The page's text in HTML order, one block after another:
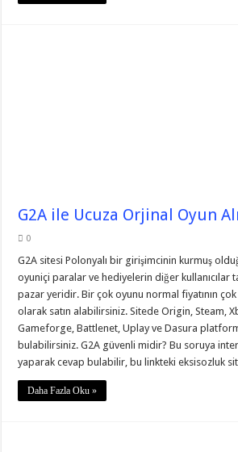
G2A ile Ucuza Orjinal Oyun
0
G2A sitesi Polonyalı bir girişimcinin kurmuş
oyuniçi paralar ve hediyelerin diğer kullanıcılar
pazar yeridir. Bir çok oyunu normal fiyatının
olarak satın alabilirsiniz. Sitede Origin, Steam,
Gameforge, Battlenet, Uplay ve Dasura
bulabilirsiniz. G2A güvenli midir? Bu soruya
yaparak cevap bulabilir, bu linkteki eksisozluk
Daha Fazla Oku »